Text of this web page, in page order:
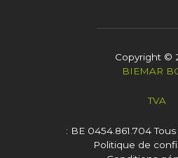
Copyright ©
BIEMAR
TVA
: BE 0454.861.704
Politique de